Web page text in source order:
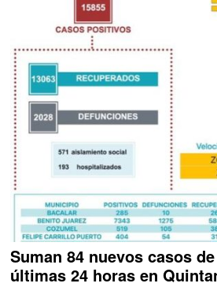
Suman 84 nuevos casos
últimas 24 horas en